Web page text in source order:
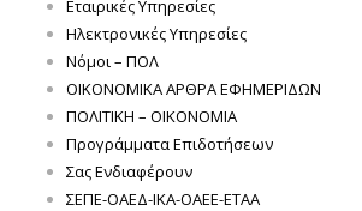
Εταιρικές Υπηρεσίες
Ηλεκτρονικές Υπηρεσίες
Νόμοι – ΠΟΛ
ΟΙΚΟΝΟΜΙΚΑ ΑΡΘΡΑ ΕΦΗΜΕΡΙΔΩΝ
ΠΟΛΙΤΙΚΗ – ΟΙΚΟΝΟΜΙΑ
Προγράμματα Επιδοτήσεων
Σας Ενδιαφέρουν
ΣΕΠΕ-ΟΑΕΔ-ΙΚΑ-ΟΑΕΕ-ΕΤΑΑ